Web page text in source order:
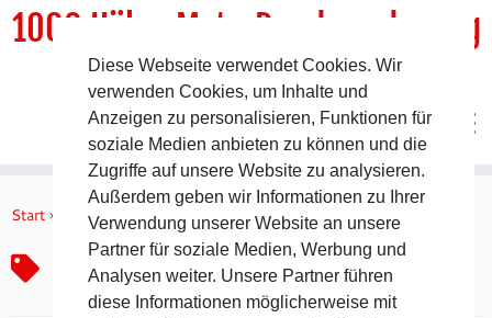
Inhalt
1000 HöhenMeterRundwanderweg
DER Rundwanderweg um Pommelsbrunn
Start » Freiklettern Deutschland
Freiklettern Deutschland
Diese Webseite verwendet Cookies. Wir
verwenden Cookies, um Inhalte und
Anzeigen zu personalisieren, Funktionen für
soziale Medien anbieten zu können und die
Zugriffe auf unsere Website zu analysieren.
Außerdem geben wir Informationen zu Ihrer
Verwendung unserer Website an unsere
Partner für soziale Medien, Werbung und
Analysen weiter. Unsere Partner führen
diese Informationen möglicherweise mit